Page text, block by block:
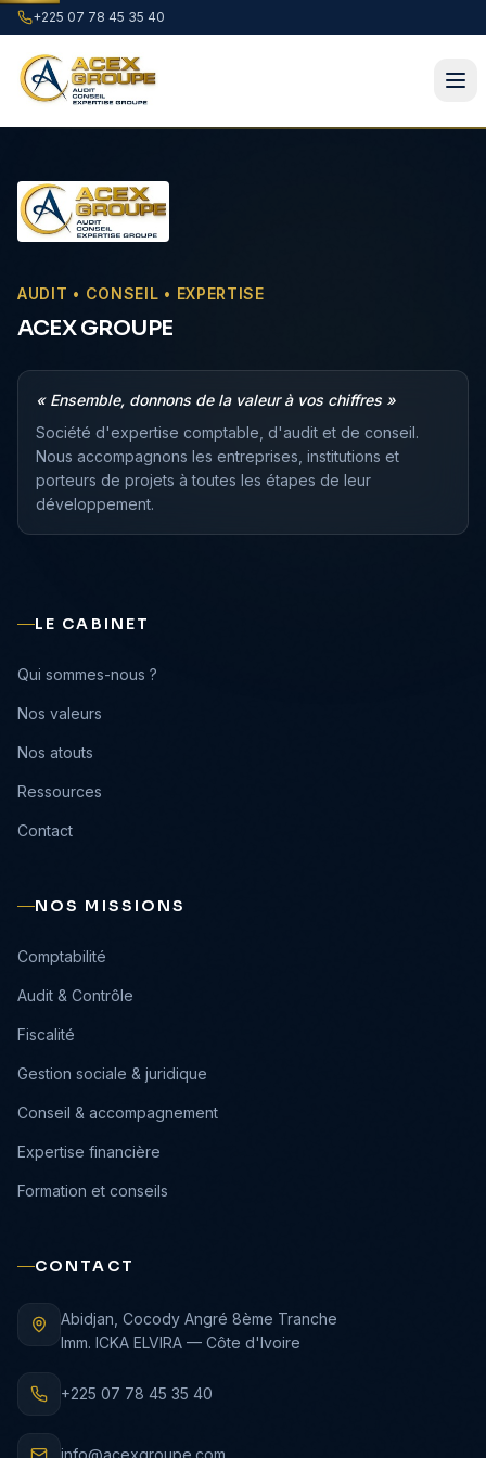
+225 07 78 45 35 40
AUDIT • CONSEIL • EXPERTISE
ACEX GROUPE
« Ensemble, donnons de la valeur à vos chiffres »
Société d'expertise comptable, d'audit et de conseil.
Nous accompagnons les entreprises, institutions et
porteurs de projets à toutes les étapes de leur
développement.
LE CABINET
›
Qui sommes-nous ?
›
Nos valeurs
›
Nos atouts
›
Ressources
›
Contact
NOS MISSIONS
›
Comptabilité
›
Audit & Contrôle
›
Fiscalité
›
Gestion sociale & juridique
›
Conseil & accompagnement
›
Expertise financière
›
Formation et conseils
CONTACT
Abidjan, Cocody Angré 8ème Tranche
Imm. ICKA ELVIRA — Côte d'Ivoire
+225 07 78 45 35 40
info@acexgroupe.com